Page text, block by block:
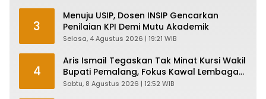
3
Menuju USIP, Dosen INSIP Gencarkan
Penilaian KPI Demi Mutu Akademik
Selasa, 4 Agustus 2026 | 19:21 WIB
4
Aris Ismail Tegaskan Tak Minat Kursi Wakil
Bupati Pemalang, Fokus Kawal Lembaga
Legislatif
Sabtu, 8 Agustus 2026 | 12:52 WIB